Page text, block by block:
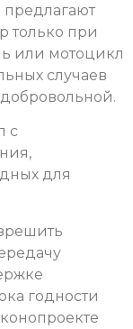
предлагают
только при
или мотоцикл
случаев
с
для
годности